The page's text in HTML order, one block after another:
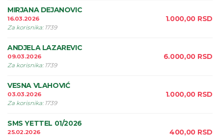
MIRJANA DEJANOVIC
16.03.2026
Za korisnika: 1739
1.000,00 RSD
ANDJELA LAZAREVIC
09.03.2026
Za korisnika: 1739
6.000,00 RSD
VESNA VLAHOVIĆ
03.03.2026
Za korisnika: 1739
1.000,00 RSD
SMS YETTEL 01/2026
25.02.2026
400,00 RSD